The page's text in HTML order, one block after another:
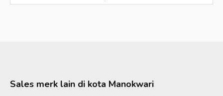
Sales merk lain di kota Manokwari